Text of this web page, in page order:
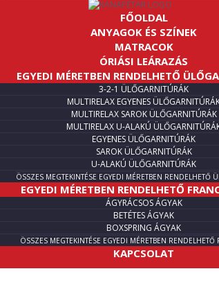
FŐOLDAL
ANYAGOK ÉS SZÍNEK
MATRACOK
ÓRIÁSI LEÁRAZÁS
EGYEDI MÉRETBEN RENDELHETŐ
3-2-1 ÜLŐGARNITÚRÁK
MULTIRELAX EGYENES
MULTIRELAX SAROK ÜLŐGARNITÚRÁK
MULTIRELAX U-ALAKÚ
EGYENES ÜLŐGARNITÚRÁK
SAROK ÜLŐGARNITÚRÁK
U-ALAKÚ ÜLŐGARNITÚRÁK
ÖSSZES MEGTEKINTÉSE EGYEDI MÉRETBEN RENDELHETŐ
EGYEDI MÉRETBEN RENDELHETŐ
ÁGYRÁCSOS ÁGYAK
BETÉTES ÁGYAK
BOXSPRING ÁGYAK
ÖSSZES MEGTEKINTÉSE EGYEDI MÉRETBEN RENDELHETŐ
KAPCSOLAT